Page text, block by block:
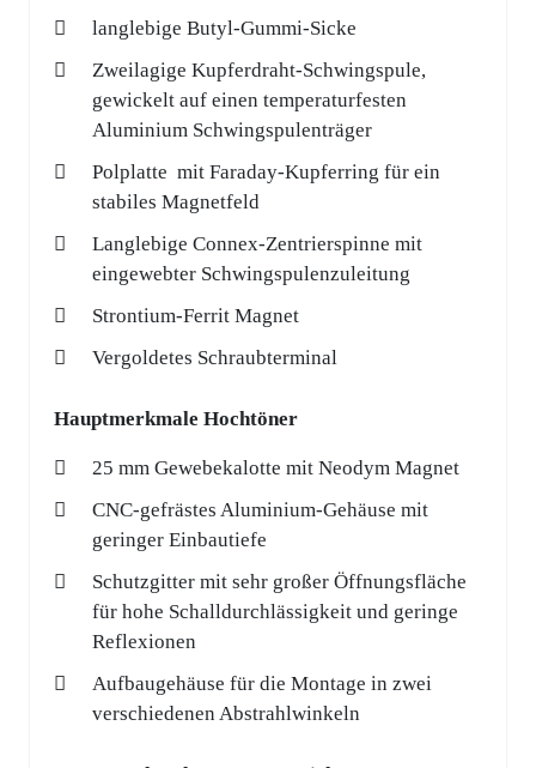
langlebige Butyl-Gummi-Sicke
Zweilagige Kupferdraht-Schwingspule,
gewickelt auf einen temperaturfesten
Aluminium Schwingspulenträger
Polplatte mit Faraday-Kupferring für ein
stabiles Magnetfeld
Langlebige Connex-Zentrierspinne mit
eingewebter Schwingspulenzuleitung
Strontium-Ferrit Magnet
Vergoldetes Schraubterminal
Hauptmerkmale Hochtöner
25 mm Gewebekalotte mit Neodym Magnet
CNC-gefrästes Aluminium-Gehäuse mit
geringer Einbautiefe
Schutzgitter mit sehr großer Öffnungsfläche
für hohe Schalldurchlässigkeit und geringe
Reflexionen
Aufbaugehäuse für die Montage in zwei
verschiedenen Abstrahlwinkeln